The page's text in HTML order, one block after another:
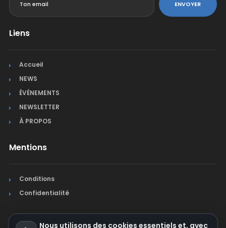
ENVOYER
Liens
Accueil
NEWS
ÉVÉNEMENTS
NEWSLETTER
À PROPOS
Mentions
Conditions
Confidentialité
Nous utilisons des cookies essentiels et, avec